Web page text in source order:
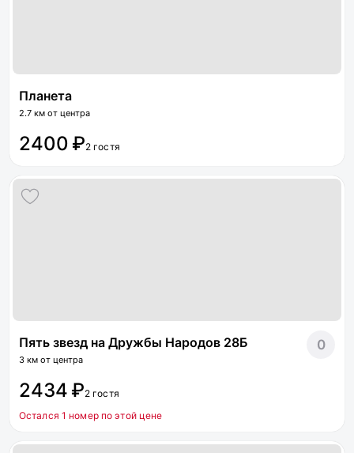
Планета
2.7 км от центра
2400 ₽2 гостя
Пять звезд на Дружбы Народов 28Б
3 км от центра
0
2434 ₽2 гостя
Остался 1 номер по этой цене